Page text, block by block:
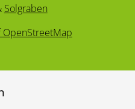
Solgraben